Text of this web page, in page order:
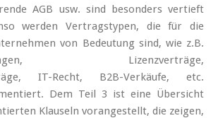
AGB usw. sind besonders vertieft
werden Vertragstypen, die für die
von Bedeutung sind, wie z.B.
Lizenzverträge,
IT-Recht, B2B-Verkäufe, etc.
Dem Teil 3 ist eine Übersicht
Klauseln vorangestellt, die zeigen,